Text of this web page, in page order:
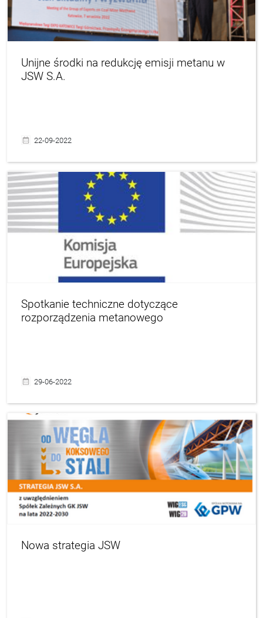
Unijne środki na redukcję emisji metanu w
JSW S.A.
22-09-2022
Spotkanie techniczne dotyczące
rozporządzenia metanowego
29-06-2022
Nowa strategia JSW